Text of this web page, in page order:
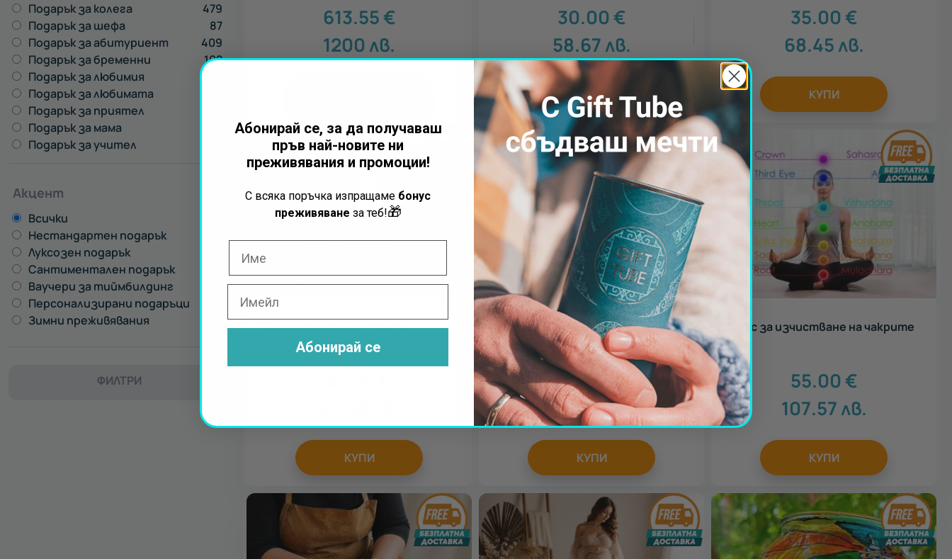
Подарък за колега
479
Подарък за шефа
87
Подарък за абитуриент
409
Подарък за бременни
102
Подарък за любимия
Подарък за любимата
Подарък за приятел
Подарък за мама
Подарък за учител
Акцент
Всички
Нестандартен подарък
Луксозен подарък
Сантиментален подарък
Ваучери за тиймбилдинг
Персонализирани подаръци
Зимни преживявания
ФИЛТРИ
613.55€
1200лв.
30.00€
58.67лв.
КУПИ
35.00€
68.45лв.
КУПИ
Творческо ателие с кауза
КУПИ
Лаборатория 2 - игра в escape
room - Варна
39.00€
76.28лв.
КУПИ
Сеанс за изчистване на чакрите
55.00€
107.57лв.
КУПИ
Абонирай се, за да получаваш
пръв най-новите ни
преживявания и промоции!
С всяка поръчка изпращаме бонус
преживяване за теб!🎁
Абонирай се